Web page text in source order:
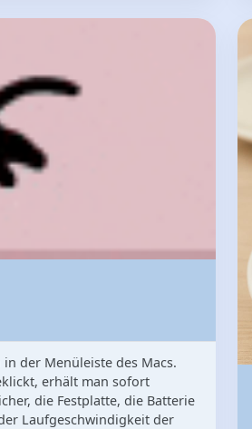
der Menüleiste des Macs.
erhält man sofort
die Festplatte, die Batterie
Laufgeschwindigkeit der